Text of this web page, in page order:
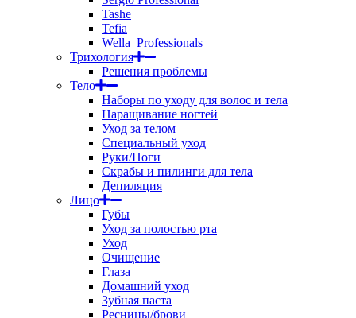
Tashe
Tefia
Wella_Professionals
Трихология
Решения проблемы
Тело
Наборы по уходу для волос и тела
Наращивание ногтей
Уход за телом
Специальный уход
Руки/Ноги
Скрабы и пилинги для тела
Депиляция
Лицо
Губы
Уход за полостью рта
Уход
Очищение
Глаза
Домашний уход
Зубная паста
Ресницы/брови